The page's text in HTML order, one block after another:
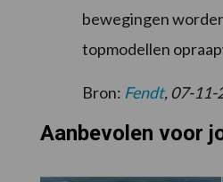
bewegingen
topmodellen
Bron: Fendt, 07-11-
Aanbevolen voor